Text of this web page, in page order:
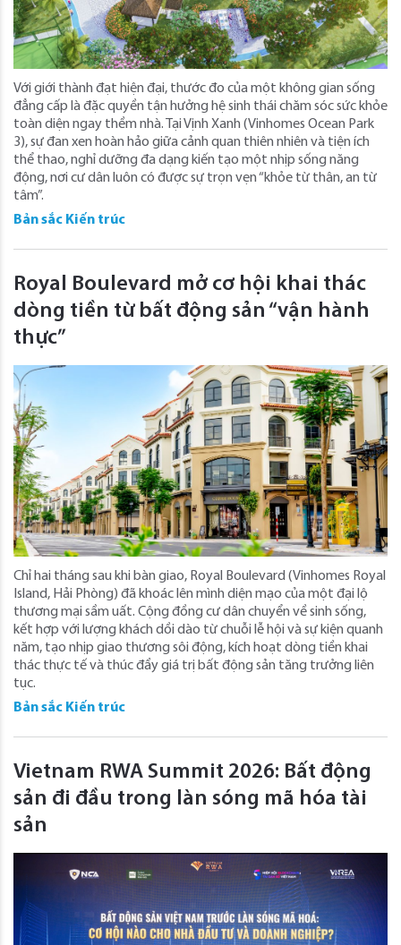
Với giới thành đạt hiện đại, thước đo của một không gian sống
đẳng cấp là đặc quyền tận hưởng hệ sinh thái chăm sóc sức khỏe
toàn diện ngay thềm nhà. Tại Vịnh Xanh (Vinhomes Ocean Park
3), sự đan xen hoàn hảo giữa cảnh quan thiên nhiên và tiện ích
thể thao, nghỉ dưỡng đa dạng kiến tạo một nhịp sống năng
động, nơi cư dân luôn có được sự trọn vẹn “khỏe từ thân, an từ
tâm”.
Bản sắc Kiến trúc
Royal Boulevard mở cơ hội khai thác
dòng tiền từ bất động sản “vận hành
thực”
Chỉ hai tháng sau khi bàn giao, Royal Boulevard (Vinhomes Royal
Island, Hải Phòng) đã khoác lên mình diện mạo của một đại lộ
thương mại sầm uất. Cộng đồng cư dân chuyển về sinh sống,
kết hợp với lượng khách dồi dào từ chuỗi lễ hội và sự kiện quanh
năm, tạo nhịp giao thương sôi động, kích hoạt dòng tiền khai
thác thực tế và thúc đẩy giá trị bất động sản tăng trưởng liên
tục.
Bản sắc Kiến trúc
Vietnam RWA Summit 2026: Bất động
sản đi đầu trong làn sóng mã hóa tài
sản